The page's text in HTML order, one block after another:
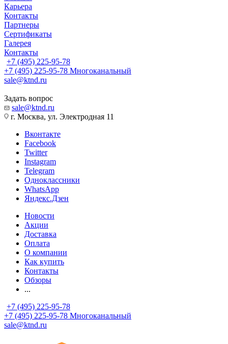
Карьера
Контакты
Партнеры
Сертификаты
Галерея
Контакты
+7 (495) 225-95-78
+7 (495) 225-95-78 Многоканальный
sale@ktnd.ru
Задать вопрос
sale@ktnd.ru
г. Москва, ул. Электродная 11
Вконтакте
Facebook
Twitter
Instagram
Telegram
Одноклассники
WhatsApp
Яндекс.Дзен
Новости
Акции
Доставка
Оплата
О компании
Как купить
Контакты
Обзоры
...
+7 (495) 225-95-78
+7 (495) 225-95-78 Многоканальный
sale@ktnd.ru